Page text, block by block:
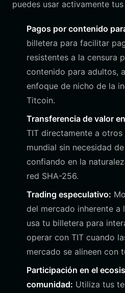
puedes usar activamente tus
Pagos por contenido
billetera para facilitar
resistentes a la censura
contenido para adultos,
enfoque de nicho de la
Titcoin.
Transferencia de valor
TIT directamente a otros
mundial sin necesidad
confiando en la
red SHA-256.
Trading especulativo:
del mercado inherente a
usa tu billetera para
operar con TIT cuando
mercado se alineen con
Participación en el
comunidad: Utiliza tus